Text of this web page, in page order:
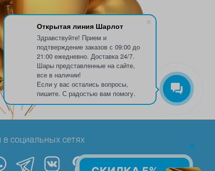
Открытая линия Шарлот
Здравствуйте! Прием и
подтверждение заказов с 09:00 до
21:00 ежедневно. Доставка 24/7.
Шары представленные на сайте,
все в наличии!
Если у вас остались вопросы,
пишите. С радостью вам помогу.
социальных сетях x